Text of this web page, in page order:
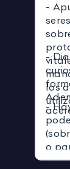
-
los
-
-
o
de